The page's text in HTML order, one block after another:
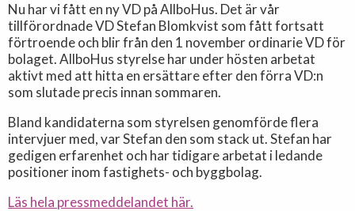
Nu har vi fått en ny VD på AllboHus. Det är vår
tillförordnade VD Stefan Blomkvist som fått fortsatt
förtroende och blir från den 1 november ordinarie VD för
bolaget. AllboHus styrelse har under hösten arbetat
aktivt med att hitta en ersättare efter den förra VD:n
som slutade precis innan sommaren.
Bland kandidaterna som styrelsen genomförde flera
intervjuer med, var Stefan den som stack ut. Stefan har
gedigen erfarenhet och har tidigare arbetat i ledande
positioner inom fastighets- och byggbolag.
Läs hela pressmeddelandet här.